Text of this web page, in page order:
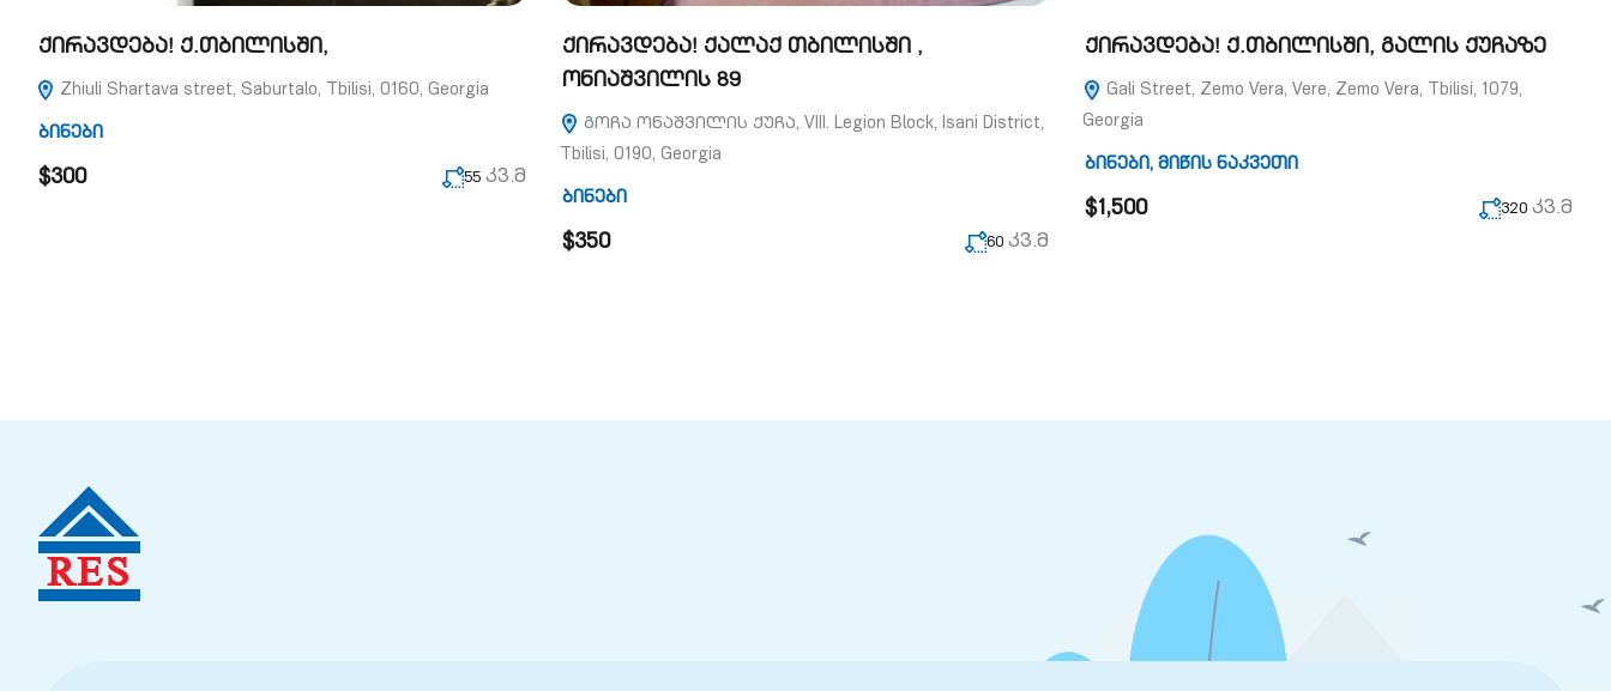
ქირავდება! ქ.თბილისში,
Zhiuli Shartava street, Saburtalo, Tbilisi, 0160, Georgia
ბინები
$300 55 კვ.მ
ქირავდება! ქალაქ თბილისში ,
ონიაშვილის 89
გოჩა ონაშვილის ქუჩა, VIII. Legion Block, Isani District,
Tbilisi, 0190, Georgia
ბინები
$350 60 კვ.მ
ქირავდება! ქ.თბილისში, გალის ქუჩაზე
Gali Street, Zemo Vera, Vere, Zemo Vera, Tbilisi, 1079,
Georgia
ბინები,მიწის ნაკვეთი
$1,500 320 კვ.მ